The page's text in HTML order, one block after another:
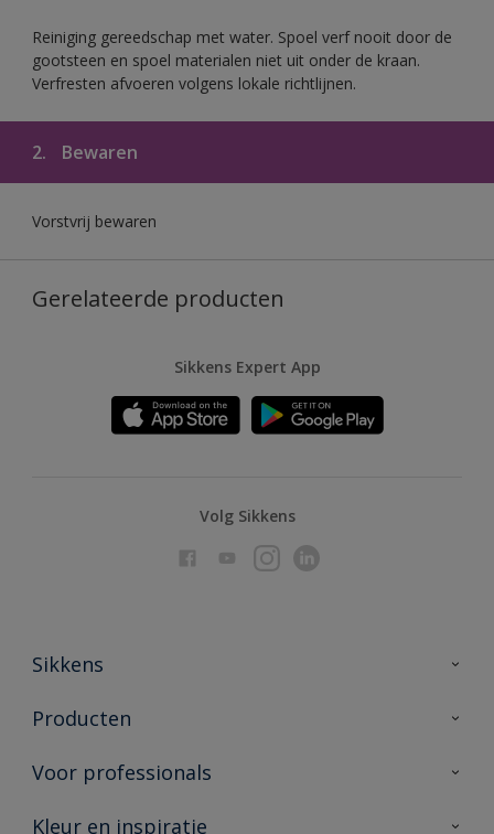
Reiniging gereedschap met water. Spoel verf nooit door de
gootsteen en spoel materialen niet uit onder de kraan.
Verfresten afvoeren volgens lokale richtlijnen.
2. Bewaren
Vorstvrij bewaren
Gerelateerde producten
Sikkens Expert App
Volg Sikkens
Sikkens
Over Sikkens
Duurzaamheid
Producten
Producten voor binnen
Voor professionals
Advies & service
Kleur en inspiratie